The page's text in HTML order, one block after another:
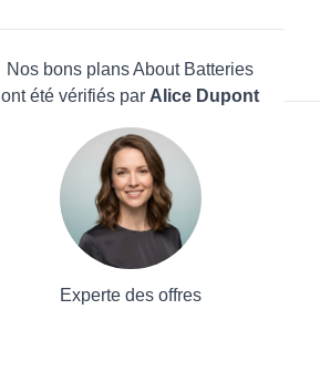
Nos bons plans About Batteries
ont été vérifiés par Alice Dupont
Experte des offres